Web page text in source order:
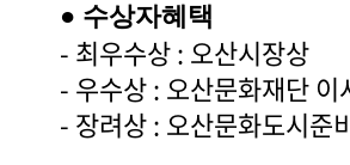
● 수상자혜택
- 최우수상 : 오산시장상
- 우수상 : 오산문화재단 이
- 장려상 : 오산문화도시준